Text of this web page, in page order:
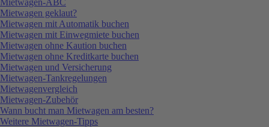
Mietwagen geklaut?
Mietwagen mit Automatik buchen
Mietwagen mit Einwegmiete buchen
Mietwagen ohne Kaution buchen
Mietwagen ohne Kreditkarte buchen
Mietwagen und Versicherung
Mietwagen-Tankregelungen
Mietwagenvergleich
Mietwagen-Zubehör
Wann bucht man Mietwagen am besten?
Weitere Mietwagen-Tipps